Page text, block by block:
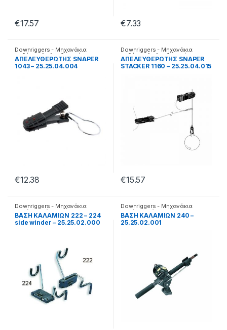
€17.57 €7.33
Downriggers - Μηχανάκια
καθέτης,Απελευθερωτές
AΠΕΛΕΥΘΕΡΩΤΗΣ SNAPER
1043 – 25.25.04.004
€12.38
Downriggers - Μηχανάκια
καθέτης,Απελευθερωτές
AΠΕΛΕΥΘΕΡΩΤΗΣ SNAPER
STACKER 1160 – 25.25.04.015
€15.57
Downriggers - Μηχανάκια
καθέτης ,Βάσεις
BΑΣΗ ΚΑΛΑΜΙΩΝ 222 – 224
side winder – 25.25.02.000
Downriggers - Μηχανάκια
καθέτης ,Βάσεις
BΑΣΗ ΚΑΛΑΜΙΩΝ 240 –
25.25.02.001